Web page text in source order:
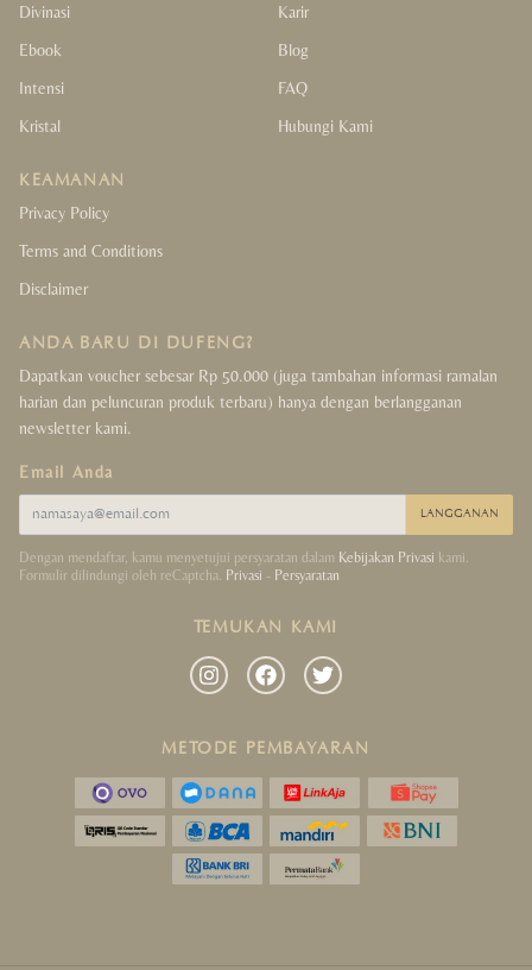
Divinasi
Ebook
Intensi
Kristal
Karir
Blog
FAQ
Hubungi Kami
KEAMANAN
Privacy Policy
Terms and Conditions
Disclaimer
ANDA BARU DI DUFENG?
Dapatkan voucher sebesar Rp 50.000 (juga tambahan informasi ramalan
harian dan peluncuran produk terbaru) hanya dengan berlangganan
newsletter kami.
Email Anda
LANGGANAN
Dengan mendaftar, kamu menyetujui persyaratan dalam Kebijakan Privasi kami.
Formulir dilindungi oleh reCaptcha. Privasi - Persyaratan
TEMUKAN KAMI
METODE PEMBAYARAN